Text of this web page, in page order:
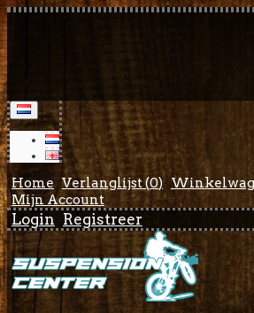
Home Verlanglijst (0)
Mijn Account
Login Registreer